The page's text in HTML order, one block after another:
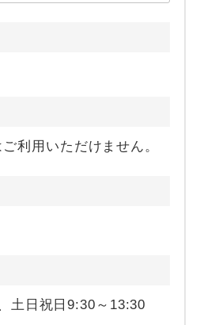
利用いただけません。
土日祝日9:30～13:30